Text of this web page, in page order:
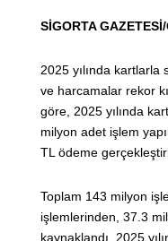
SİGORTA
2025 yılında kartlarla
ve harcamalar rekor
göre, 2025 yılında
milyon adet işlem
TL ödeme
Toplam 143 milyon
işlemlerinden, 37.3
kaynaklandı. 2025